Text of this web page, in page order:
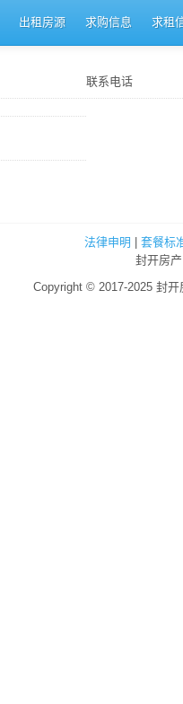
出租房源 求购信息 求租
联系电话
法律申明
套餐标
封开房
Copyright © 2017-2025 封